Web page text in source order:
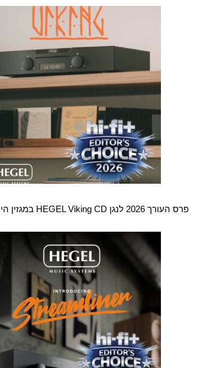
פרס העורך 2026 לנגן HEGEL Viking CD במגזין היוקרתי HIFi+